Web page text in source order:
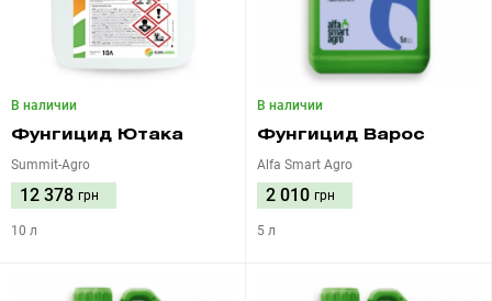
В наличии
Фунгицид Ютака
Summit-Agro
12 378 грн
10 л
В наличии
Фунгицид Варос
Alfa Smart Agro
2 010 грн
5 л